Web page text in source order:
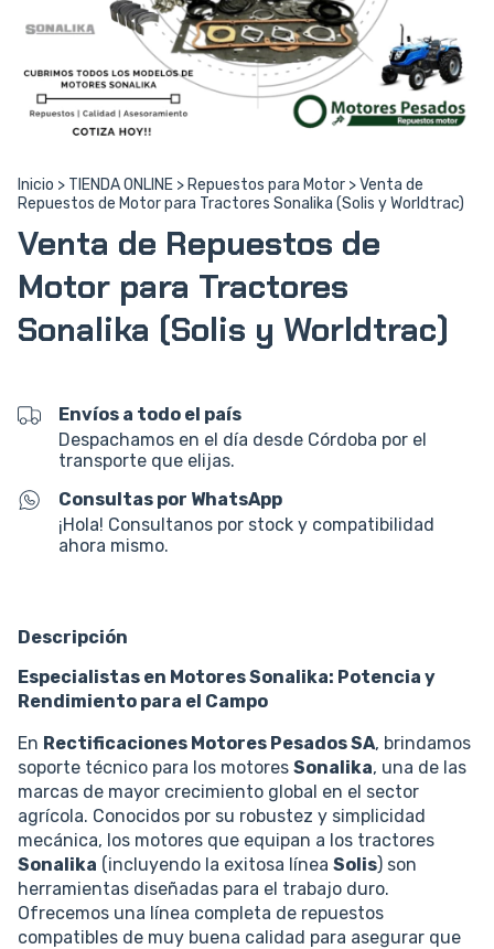
Inicio > TIENDA ONLINE > Repuestos para Motor >Venta de
Repuestos de Motor para Tractores Sonalika (Solis y Worldtrac)
Venta de Repuestos de
Motor para Tractores
Sonalika (Solis y Worldtrac)
Envíos a todo el país
Despachamos en el día desde Córdoba por el
transporte que elijas.
Consultas por WhatsApp
¡Hola! Consultanos por stock y compatibilidad
ahora mismo.
Descripción
Especialistas en Motores Sonalika: Potencia y
Rendimiento para el Campo
En Rectificaciones Motores Pesados SA, brindamos
soporte técnico para los motores Sonalika, una de las
marcas de mayor crecimiento global en el sector
agrícola. Conocidos por su robustez y simplicidad
mecánica, los motores que equipan a los tractores
Sonalika (incluyendo la exitosa línea Solis) son
herramientas diseñadas para el trabajo duro.
Ofrecemos una línea completa de repuestos
compatibles de muy buena calidad para asegurar que